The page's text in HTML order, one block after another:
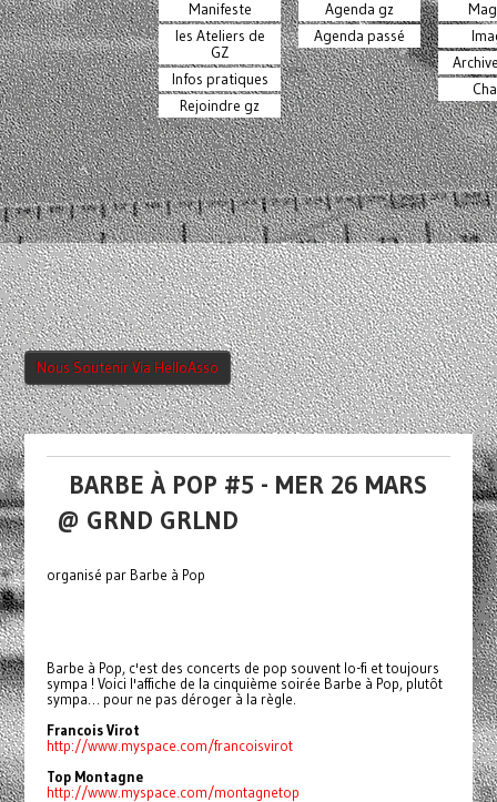
Manifeste
les Ateliers de
GZ
Infos pratiques
Rejoindre gz
Agenda gz
Agenda passé
Nous Soutenir Via HelloAsso
BARBE À POP #5 - MER 26 MARS
@ GRND GRLND
organisé par Barbe à Pop
Barbe à Pop, c'est des concerts de pop souvent lo-fi et toujours
sympa ! Voici l'affiche de la cinquième soirée Barbe à Pop, plutôt
sympa… pour ne pas déroger à la règle.
Francois Virot
http://www.myspace.com/francoisvirot
Top Montagne
http://www.myspace.com/montagnetop